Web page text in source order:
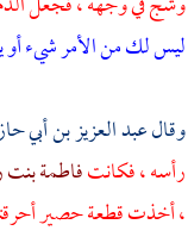
ليس لك من الأمر شيء أو
وقالعبد العزيز بن أبي
رأسه ، فكانتفاطمة
، أخذت قطعة حصير